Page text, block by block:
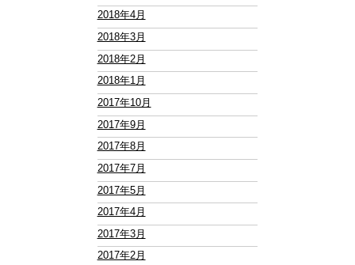
2018年4月
2018年3月
2018年2月
2018年1月
2017年10月
2017年9月
2017年8月
2017年7月
2017年5月
2017年4月
2017年3月
2017年2月